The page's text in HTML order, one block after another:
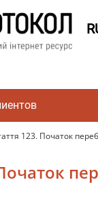
123. Початок